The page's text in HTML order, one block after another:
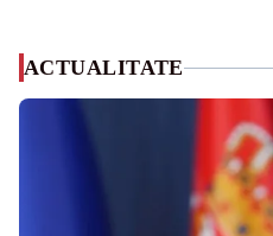
ACTUALITATE